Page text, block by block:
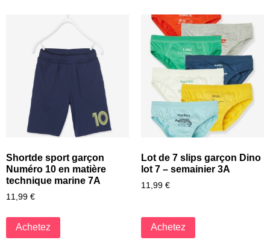
Shortde sport garçon
Numéro 10 en matière
technique marine 7A
11,99 €
Achetez
Lot de 7 slips garçon Dino
lot 7 – semainier 3A
11,99 €
Achetez